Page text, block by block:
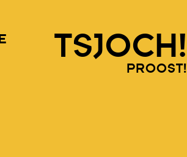
TSJOCH!
PROOST!